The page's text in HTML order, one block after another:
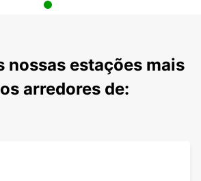
nossas estações mais
arredores de: